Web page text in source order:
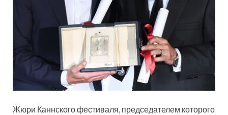
Жюри Каннского фестиваля, председателем которого